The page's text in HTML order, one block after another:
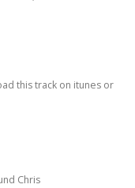
this track on itunes or
Chris